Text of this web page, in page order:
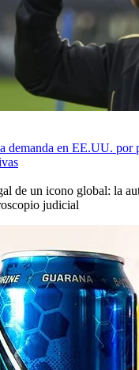
demanda en EE.UU. por
de un icono global: la
judicial